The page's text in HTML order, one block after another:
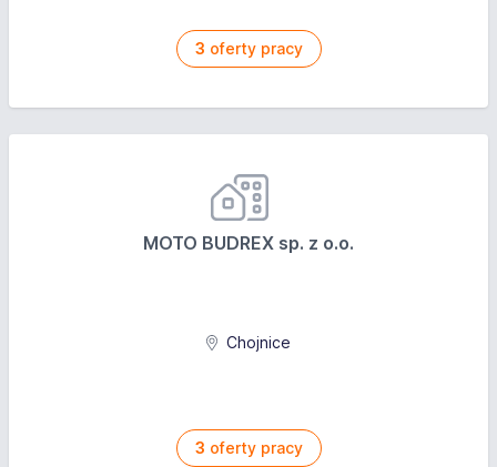
3 oferty pracy
MOTO BUDREX sp. z o.o.
Chojnice
3 oferty pracy